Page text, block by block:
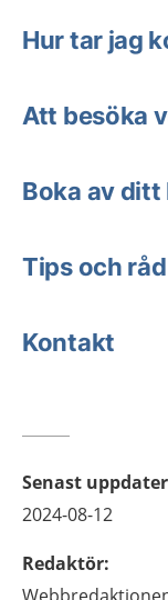
Hur tar jag
Att besöka
Boka av ditt
Tips och råd
Kontakt
Senast
2024-08-12
Redaktör: